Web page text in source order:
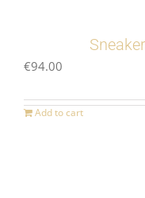
€94.00
Add to cart